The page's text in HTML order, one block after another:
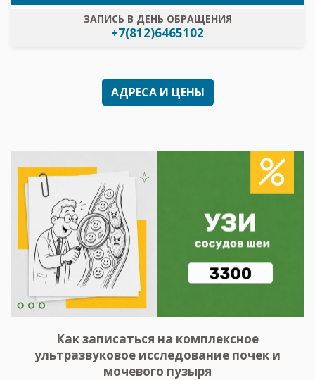
ЗАПИСЬ В ДЕНЬ ОБРАЩЕНИЯ
+7(812)6465102
АДРЕСА И ЦЕНЫ
Как записаться на комплексное
ультразвуковое исследование почек и
мочевого пузыря